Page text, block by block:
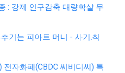
: 강제 인구감축 대량학살 무
기는 피아트 머니 - 사기.착
전자화폐(CBDC 씨비디씨) 특